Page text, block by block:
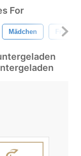
For
Mädchen Frau